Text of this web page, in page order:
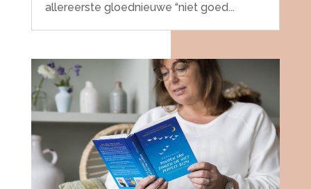
allereerste gloednieuwe “niet goed...